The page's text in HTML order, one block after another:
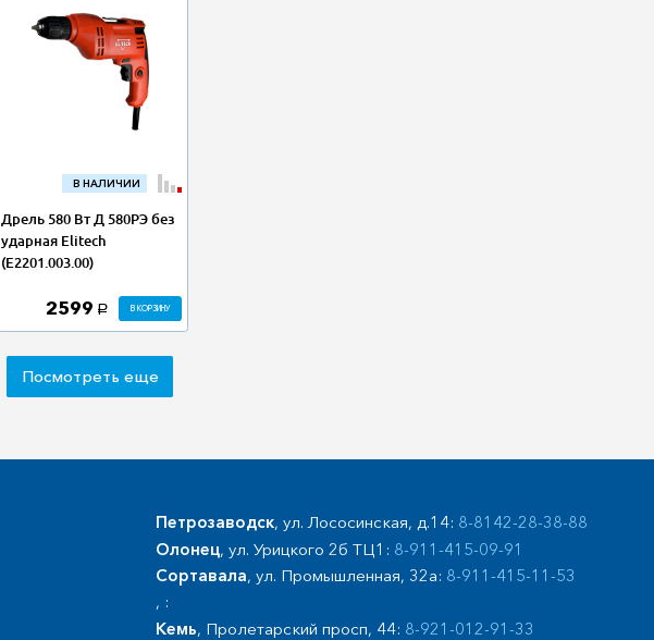
В НАЛИЧИИ
Дрель 580 Вт Д 580РЭ без
ударная Elitech
(Е2201.003.00)
2599 a В КОРЗИНУ
Посмотреть еще
Петрозаводск, ул. Лососинская, д.14: 8-8142-28-38-88
Олонец, ул. Урицкого 2б ТЦ1: 8-911-415-09-91
Сортавала, ул. Промышленная, 32а: 8-911-415-11-53
, :
Кемь, Пролетарский просп, 44: 8-921-012-91-33